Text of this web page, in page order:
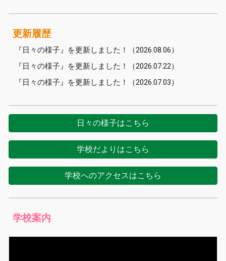
更新履歴
『日々の様子』を更新しました！ （2026.08.06）
『日々の様子』を更新しました！
（2026.07.22）
『日々の様子』を更新しました！
（2026.07.03）
日々の様子はこちら
学校だよりはこちら
学校へのアクセスはこちら
学校案内